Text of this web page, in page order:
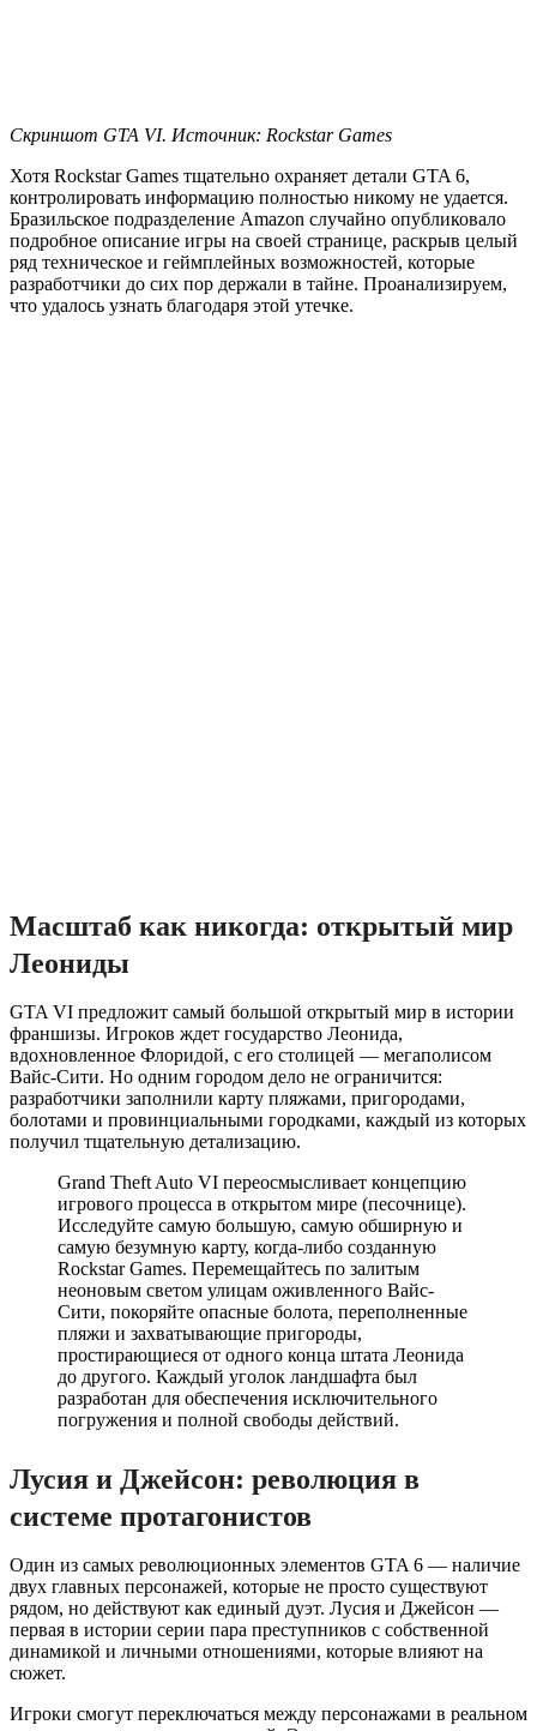
Скриншот GTA VI. Источник: Rockstar Games
Хотя Rockstar Games тщательно охраняет детали GTA 6,
контролировать информацию полностью никому не удается.
Бразильское подразделение Amazon случайно опубликовало
подробное описание игры на своей странице, раскрыв целый
ряд техническое и геймплейных возможностей, которые
разработчики до сих пор держали в тайне. Проанализируем,
что удалось узнать благодаря этой утечке.
Масштаб как никогда: открытый мир
Леониды
GTA VI предложит самый большой открытый мир в истории
франшизы. Игроков ждет государство Леонида,
вдохновленное Флоридой, с его столицей — мегаполисом
Вайс-Сити. Но одним городом дело не ограничится:
разработчики заполнили карту пляжами, пригородами,
болотами и провинциальными городками, каждый из которых
получил тщательную детализацию.
Grand Theft Auto VI переосмысливает концепцию
игрового процесса в открытом мире (песочнице).
Исследуйте самую большую, самую обширную и
самую безумную карту, когда-либо созданную
Rockstar Games. Перемещайтесь по залитым
неоновым светом улицам оживленного Вайс-
Сити, покоряйте опасные болота, переполненные
пляжи и захватывающие пригороды,
простирающиеся от одного конца штата Леонида
до другого. Каждый уголок ландшафта был
разработан для обеспечения исключительного
погружения и полной свободы действий.
Лусия и Джейсон: революция в
системе протагонистов
Один из самых революционных элементов GTA 6 — наличие
двух главных персонажей, которые не просто существуют
рядом, но действуют как единый дуэт. Лусия и Джейсон —
первая в истории серии пара преступников с собственной
динамикой и личными отношениями, которые влияют на
сюжет.
Игроки смогут переключаться между персонажами в реальном